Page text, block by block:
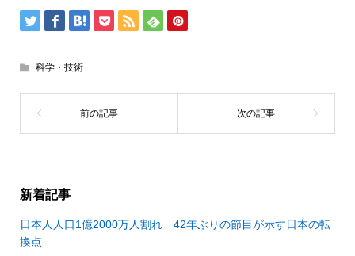
科学・技術
新着記事
日本人人口1億2000万人割れ 42年ぶりの節目が示す日本の転
換点